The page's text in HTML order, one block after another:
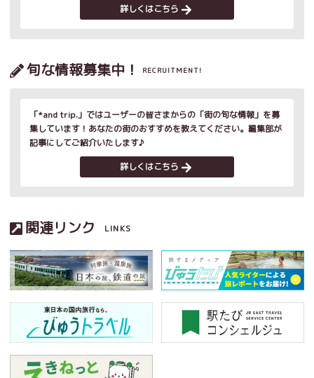
詳しくはこちら
旬な情報募集中！ RECRUITMENT!
「*and trip.」ではユーザーの皆さまからの「街の旬な情報」を募
集しています！あなたの街のおすすめを教えてください。編集部が
記事にしてご紹介いたします♪
詳しくはこちら
関連リンク LINKS